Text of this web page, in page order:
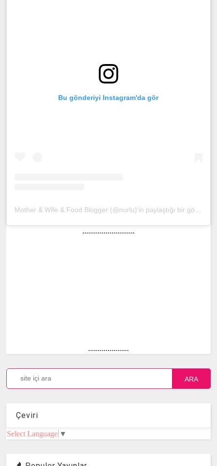
Bu gönderiyi Instagram'da gör
Mother & Wife & Food Blogger (@nurlu)'in paylaştığı bir gönderi
...........................
.....................
ARA
Çeviri
Select Language ▼